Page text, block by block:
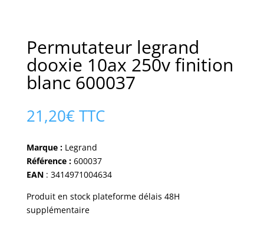
Permutateur legrand
dooxie 10ax 250v finition
blanc 600037
21,20€ TTC
Marque :Legrand
Référence :600037
EAN: 3414971004634
Produit en stock plateforme délais 48H
supplémentaire